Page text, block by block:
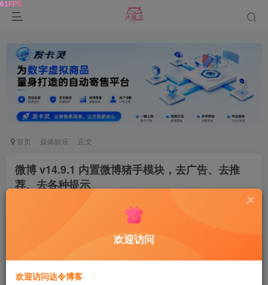
首页 媒体娱乐 正文
微博 v14.9.1 内置微博猪手模块，去广告、去推
荐、去各种提示
欢迎访问
欢迎访问达令博客